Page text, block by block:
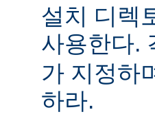
설치 디렉
사용한다.
가 지정하
하라.